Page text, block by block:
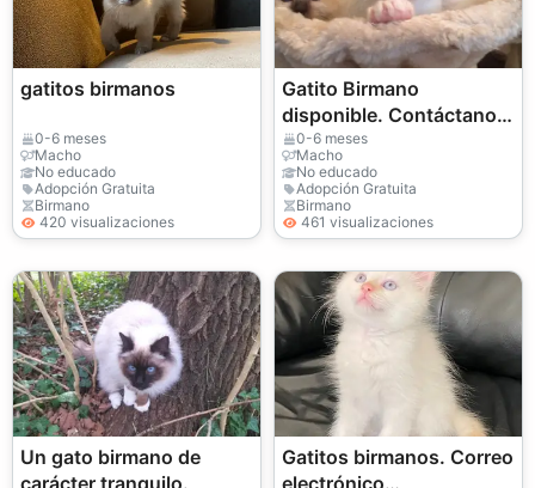
gatitos birmanos
0-6 meses
Macho
No educado
Adopción Gratuita
Birmano
420 visualizaciones
Gatito Birmano
disponible. Contáctanos
por WhatsApp para más
detalles: +27848239748
0-6 meses
Macho
No educado
Adopción Gratuita
Birmano
461 visualizaciones
Un gato birmano de
carácter tranquilo.
Gatitos birmanos. Correo
electrónico